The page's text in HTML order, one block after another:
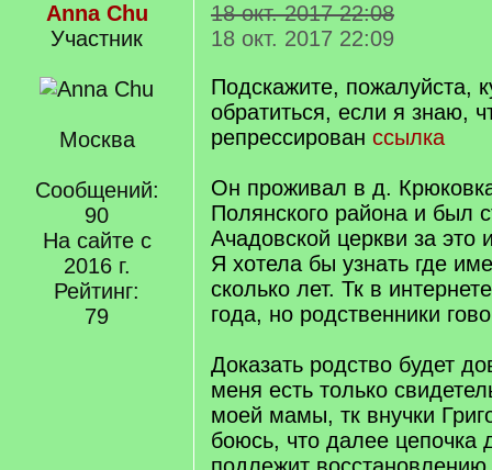
Anna Chu
Участник
Москва
Сообщений:
90
На сайте с
2016 г.
Рейтинг:
79
18 окт. 2017 22:08
18 окт. 2017 22:09
Подскажите, пожалуйста,
обратиться, если я знаю,
репрессирован ссылка
Он проживал в д.
Полянского района и был
Ачадовской церкви за это
Я хотела бы узнать где
сколько лет. Тк в
года, но родственники
Доказать родство будет
меня есть только
моей мамы, тк внучки
боюсь, что далее цепочка